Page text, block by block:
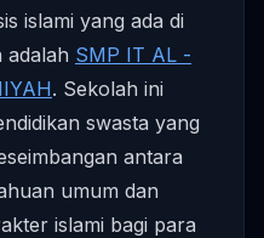
islami yang ada di
adalah SMP IT AL -
. Sekolah ini
swasta yang
antara
umum dan
islami bagi para